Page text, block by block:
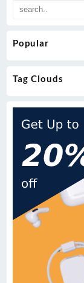
Popular
Tag Clouds